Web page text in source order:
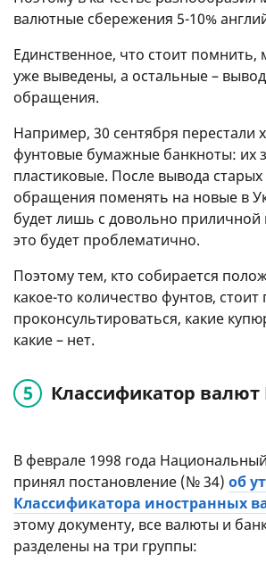
валютные сбережения 5-10%
Единственное, что стоит
уже выведены, а остальные –
обращения.
Например, 30 сентября перестали
фунтовые бумажные банкноты: их
пластиковые. После вывода
обращения поменять на новые в
будет лишь с довольно приличной
это будет проблематично.
Поэтому тем, кто собирается
какое-то количество фунтов,
проконсультироваться, какие
какие – нет.
Классификатор
В феврале 1998 года
принял постановление (№ 34) об
Классификатора иностранных
этому документу, все валюты и
разделены на три группы: